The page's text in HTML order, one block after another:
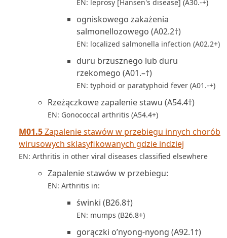
EN: leprosy [Hansen's disease] (A30.-+)
ogniskowego zakażenia
salmonellozowego (A02.2†)
EN: localized salmonella infection (A02.2+)
duru brzusznego lub duru
rzekomego (A01.–†)
EN: typhoid or paratyphoid fever (A01.-+)
Rzeżączkowe zapalenie stawu (A54.4†)
EN: Gonococcal arthritis (A54.4+)
M01.5Zapalenie stawów w przebiegu innych chorób
wirusowych sklasyfikowanych gdzie indziej
EN: Arthritis in other viral diseases classified elsewhere
Zapalenie stawów w przebiegu:
EN: Arthritis in:
świnki (B26.8†)
EN: mumps (B26.8+)
gorączki o’nyong-nyong (A92.1†)